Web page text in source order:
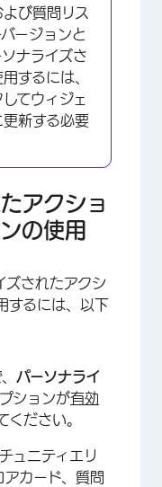
び質問リス
ージョンと
ナライズさ
するには、
てウィジェ
更新する必要
アクショ
の使用
ズされたアクシ
するには、以下
パーソナライ
ションが有効
ください。
ュニティエリ
カード、質問